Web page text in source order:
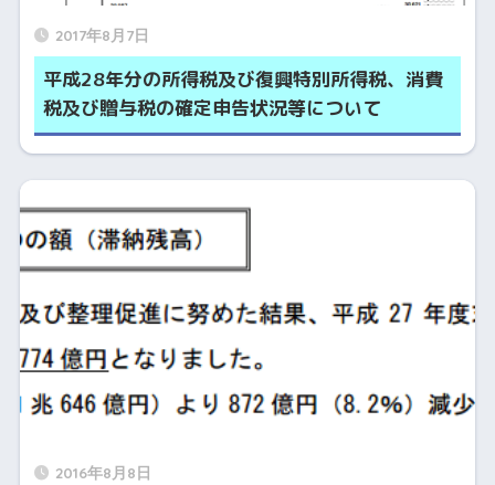
2017年8月7日
平成28年分の所得税及び復興特別所得税、消費
税及び贈与税の確定申告状況等について
2016年8月8日